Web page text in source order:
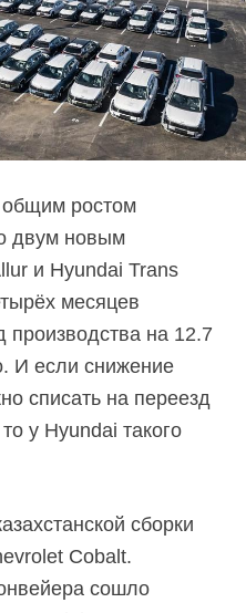
общим ростом
двум новым
и Hyundai Trans
месяцев
производства на 12.7
И если снижение
списать на переезд
у Hyundai такого
сборки
Cobalt.
сошло